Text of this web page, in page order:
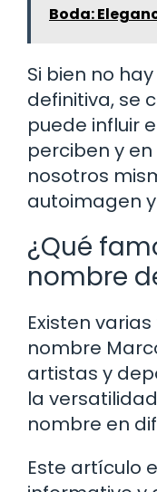
Boda:
Si bien no
definitiva, se
puede influir
perciben y
nosotros
autoimagen
¿Qué
nombre
Existen
nombre
artistas y
la
nombre en
Este artículo